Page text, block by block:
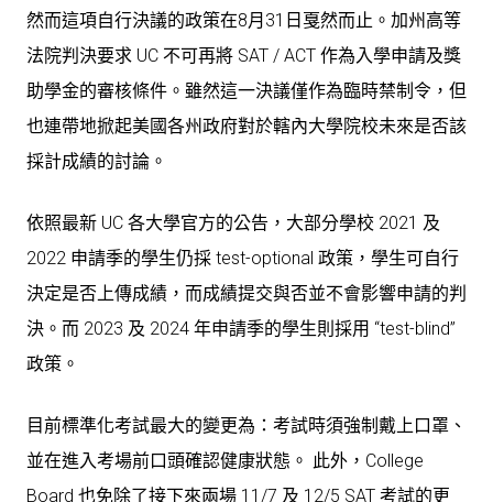
然而這項自行決議的政策在8月31日戛然而止 。加州高等
法院判決要求 UC 不可再將 SAT / ACT 作為入學申請及獎
助學金的審核條件。雖然這一決議僅作為臨時禁制令，但
也連帶地掀起美國各州政府對於轄內大學院校未來是否該
採計成績的討論。
依照最新 UC 各大學官方的公告，大部分學校 2021 及
2022 申請季的學生仍採 test-optional 政策，學生可自行
決定是否上傳成績，而成績提交與否並不會影響申請的判
決。而 2023 及 2024 年申請季的學生則採用 “test-blind”
政策。
目前標準化考試最大的變更為：考試時須強制戴上口罩、
並在進入考場前口頭確認健康狀態。 此外，College
Board 也免除了接下來兩場 11/7 及 12/5 SAT 考試的更